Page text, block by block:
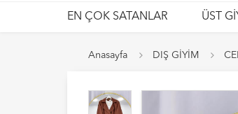
EN ÇOK SATANLAR ÜST
Anasayfa DIŞ GİYİM